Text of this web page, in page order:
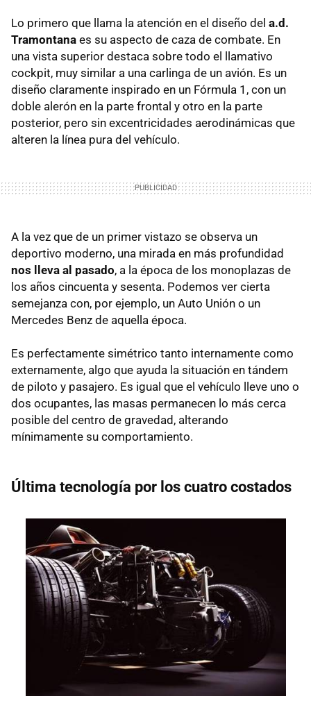
Lo primero que llama la atención en el diseño del a.d.
Tramontana es su aspecto de caza de combate. En
una vista superior destaca sobre todo el llamativo
cockpit, muy similar a una carlinga de un avión. Es un
diseño claramente inspirado en un Fórmula 1, con un
doble alerón en la parte frontal y otro en la parte
posterior, pero sin excentricidades aerodinámicas que
alteren la línea pura del vehículo.
A la vez que de un primer vistazo se observa un
deportivo moderno, una mirada en más profundidad
nos lleva al pasado, a la época de los monoplazas de
los años cincuenta y sesenta. Podemos ver cierta
semejanza con, por ejemplo, un Auto Unión o un
Mercedes Benz de aquella época.
Es perfectamente simétrico tanto internamente como
externamente, algo que ayuda la situación en tándem
de piloto y pasajero. Es igual que el vehículo lleve uno o
dos ocupantes, las masas permanecen lo más cerca
posible del centro de gravedad, alterando
mínimamente su comportamiento.
Última tecnología por los cuatro costados